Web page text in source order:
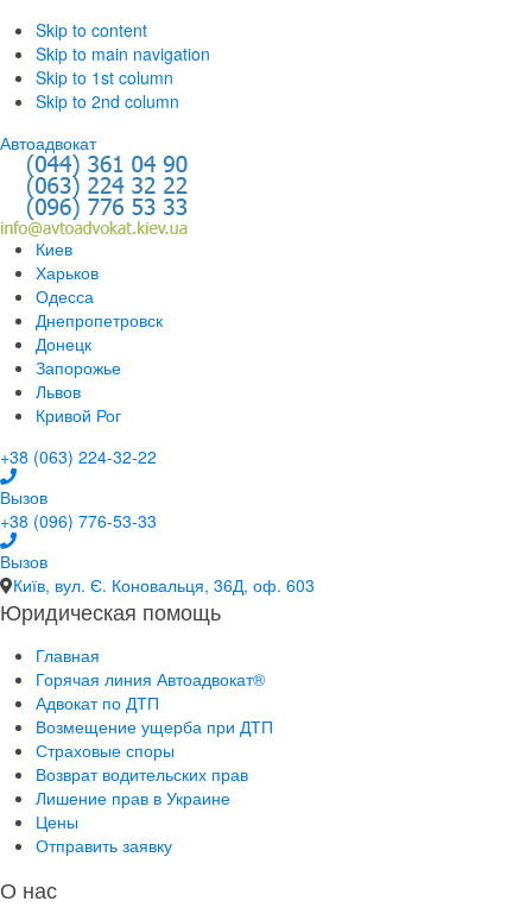
Skip to content
Skip to main navigation
Skip to 1st column
Skip to 2nd column
Автоадвокат
Киев
Харьков
Одесса
Днепропетровск
Донецк
Запорожье
Львов
Кривой Рог
+38 (063) 224-32-22
Вызов
+38 (096) 776-53-33
Вызов
Київ, вул. Є. Коновальця, 36Д, оф. 603
Юридическая помощь
Главная
Горячая линия Автоадвокат®
Адвокат по ДТП
Возмещение ущерба при ДТП
Страховые споры
Возврат водительских прав
Лишение прав в Украине
Цены
Отправить заявку
О нас